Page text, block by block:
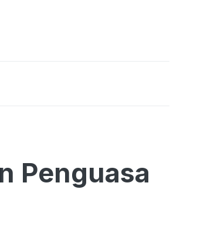
Penguasa